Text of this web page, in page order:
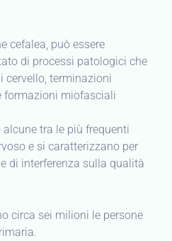
cefalea, può essere
di processi patologici che
cervello, terminazioni
formazioni miofasciali
tra le più frequenti
e si caratterizzano per
di interferenza sulla qualità
circa sei milioni le persone